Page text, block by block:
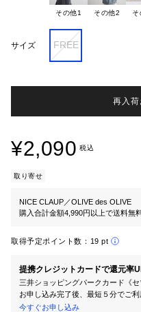
その他1 その他2 そ
サイズ FREE
再入
¥2,090 税込
取り寄せ
NICE CLAUP／OLIVE des OLIVE
購入合計金額4,990円以上で送料無
取得予定ポイント数： 19 pt
提携クレジットカードで還元率
三井ショッピングパークカード《
お申し込み完了後、最短５分でご利
今すぐお申し込み